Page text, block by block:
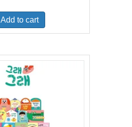
was:
$350.00.
is:
Add to cart